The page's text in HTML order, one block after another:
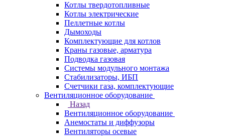
Котлы твердотопливные
Котлы электрические
Пеллетные котлы
Дымоходы
Комплектующие для котлов
Краны газовые, арматура
Подводка газовая
Системы модульного монтажа
Стабилизаторы, ИБП
Счетчики газа, комплектующие
Вентиляционное оборудование
Назад
Вентиляционное оборудование
Анемостаты и диффузоры
Вентиляторы осевые